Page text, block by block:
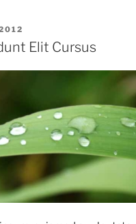
Elit Cursus